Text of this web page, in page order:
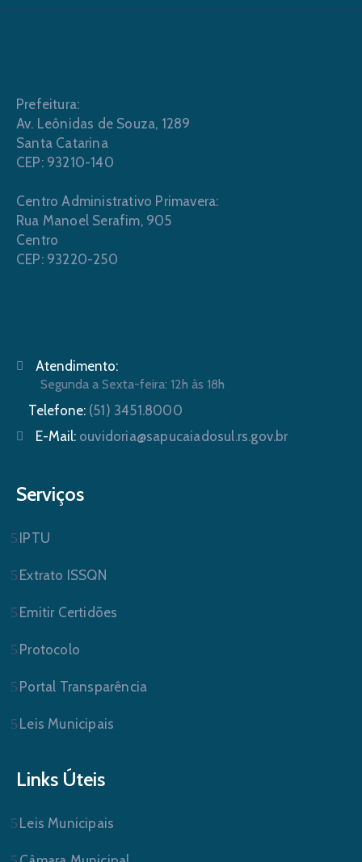
Prefeitura:
Av. Leônidas de Souza, 1289
Santa Catarina
CEP: 93210-140
Centro Administrativo Primavera:
Rua Manoel Serafim, 905
Centro
CEP: 93220-250
Atendimento:
Segunda a Sexta-feira: 12h às 18h
Telefone: (51) 3451.8000
E-Mail: ouvidoria@sapucaiadosul.rs.gov.br
Serviços
IPTU
Extrato ISSQN
Emitir Certidões
Protocolo
Portal Transparência
Leis Municipais
Links Úteis
Leis Municipais